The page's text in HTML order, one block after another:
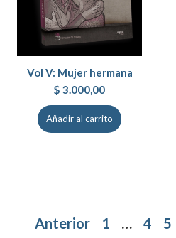
Vol V: Mujer hermana
$ 3.000,00
Añadir al carrito
Anterior 1 … 4 5